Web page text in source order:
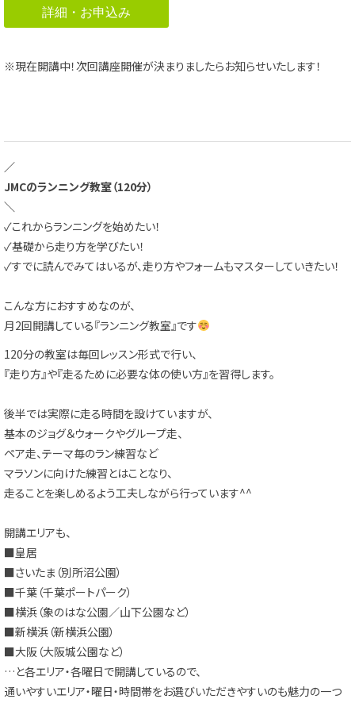
詳細・お申込み
※現在開講中！次回講座開催が決まりましたらお知らせいたします！
／
JMCのランニング教室（120分）
＼
✓これからランニングを始めたい！
✓基礎から走り方を学びたい！
✓すでに読んでみてはいるが、走り方やフォームもマスターしていきたい！
こんな方におすすめなのが、
月2回開講している『ランニング教室』です
120分の教室は毎回レッスン形式で行い、
『走り方』や『走るために必要な体の使い方』を習得します。
後半では実際に走る時間を設けていますが、
基本のジョグ＆ウォークやグループ走、
ペア走、テーマ毎のラン練習など
マラソンに向けた練習とはことなり、
走ることを楽しめるよう工夫しながら行っています^^
開講エリアも、
■皇居
■さいたま（別所沼公園）
■千葉（千葉ポートパーク）
■横浜（象のはな公園／山下公園など）
■新横浜（新横浜公園）
■大阪（大阪城公園など）
…と各エリア・各曜日で開講しているので、
通いやすいエリア・曜日・時間帯をお選びいただきやすいのも魅力の一つ